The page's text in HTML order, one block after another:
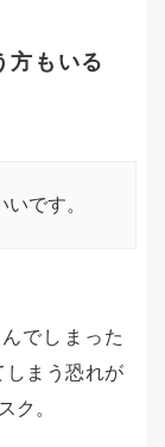
方もいる
です。
でしまった
しまう恐れが
ク。